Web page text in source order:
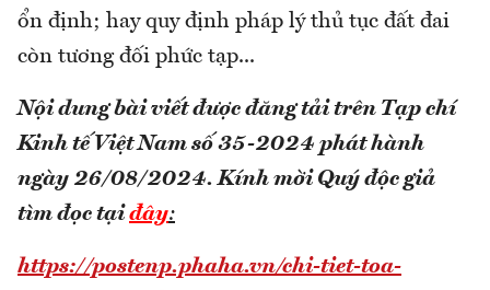
ổn định; hay quy định pháp lý thủ tục đất đai
còn tương đối phức tạp...
Nội dung bài viết được đăng tải trên Tạp chí
Kinh tế Việt Nam số 35-2024 phát hành
ngày 26/08/2024.Kính mời Quý độc giả
tìm đọc tại đây:
https://postenp.phaha.vn/chi-tiet-toa-